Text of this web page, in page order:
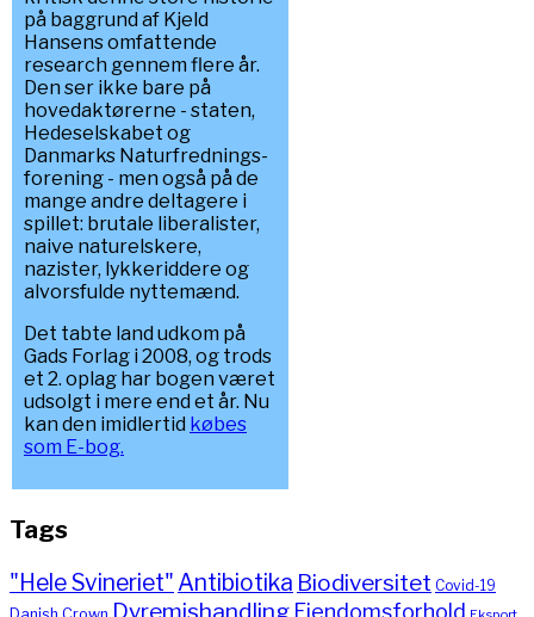
på baggrund af Kjeld
Hansens omfattende
research gennem flere år.
Den ser ikke bare på
hovedaktørerne - staten,
Hedeselskabet og
Danmarks Naturfrednings-
forening - men også på de
mange andre deltagere i
spillet: brutale liberalister,
naive naturelskere,
nazister, lykkeriddere og
alvorsfulde nyttemænd.
Det tabte land udkom på
Gads Forlag i 2008, og trods
et 2. oplag har bogen været
udsolgt i mere end et år. Nu
kan den imidlertid købes
som E-bog.
Tags
"Hele Svineriet" Antibiotika Biodiversitet Covid-19
Dyremishandling Ejendomsforhold